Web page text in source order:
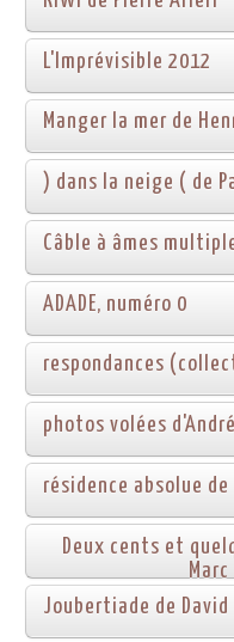
L'Imprévisible 2012
Manger la mer de
) dans la neige ( de
Câble à âmes
ADADE, numéro 0
respondances
photos volées
résidence absolue de
Deux cents et
Marc
Joubertiade de David